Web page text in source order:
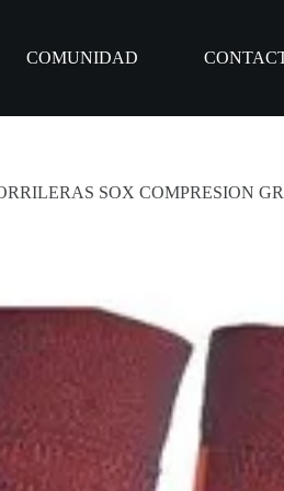
COMUNIDAD
SOX COMPRESION